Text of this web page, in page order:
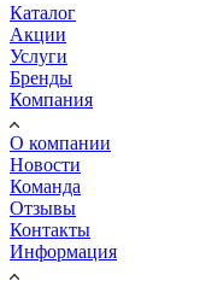
Каталог
Акции
Услуги
Бренды
Компания
О компании
Новости
Команда
Отзывы
Контакты
Информация